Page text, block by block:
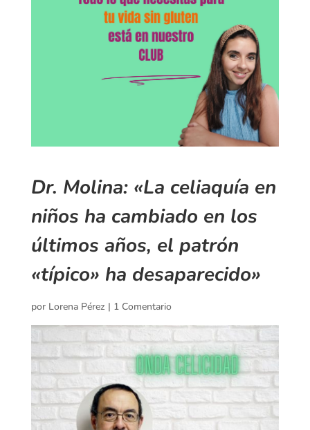
Dr. Molina: «La celiaquía en
niños ha cambiado en los
últimos años, el patrón
«típico» ha desaparecido»
por Lorena Pérez | 1 Comentario